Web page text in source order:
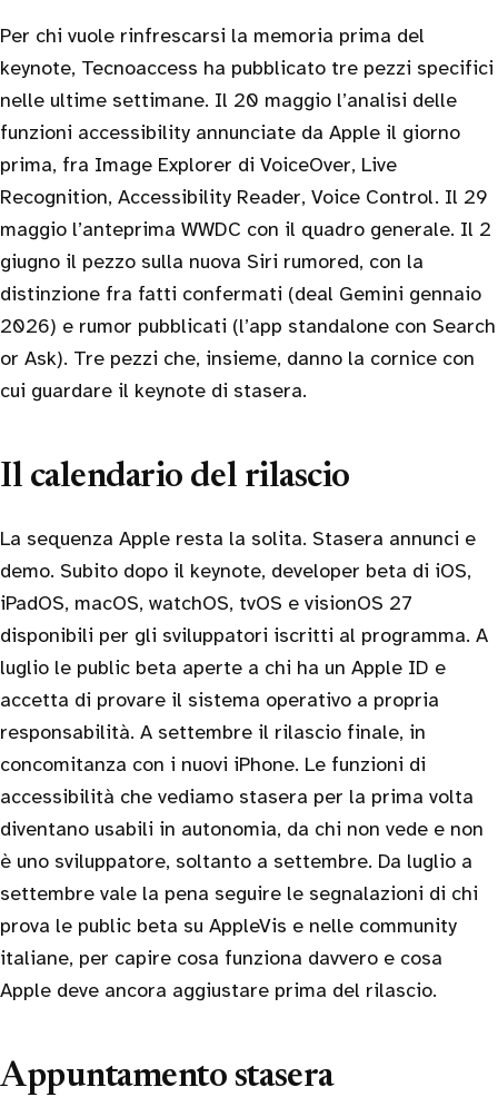
Per chi vuole rinfrescarsi la memoria prima del
keynote, Tecnoaccess ha pubblicato tre pezzi specifici
nelle ultime settimane. Il 20 maggio l’analisi delle
funzioni accessibility annunciate da Apple il giorno
prima, fra Image Explorer di VoiceOver, Live
Recognition, Accessibility Reader, Voice Control. Il 29
maggio l’anteprima WWDC con il quadro generale. Il 2
giugno il pezzo sulla nuova Siri rumored, con la
distinzione fra fatti confermati (deal Gemini gennaio
2026) e rumor pubblicati (l’app standalone con Search
or Ask). Tre pezzi che, insieme, danno la cornice con
cui guardare il keynote di stasera.
Il calendario del rilascio
La sequenza Apple resta la solita. Stasera annunci e
demo. Subito dopo il keynote, developer beta di iOS,
iPadOS, macOS, watchOS, tvOS e visionOS 27
disponibili per gli sviluppatori iscritti al programma. A
luglio le public beta aperte a chi ha un Apple ID e
accetta di provare il sistema operativo a propria
responsabilità. A settembre il rilascio finale, in
concomitanza con i nuovi iPhone. Le funzioni di
accessibilità che vediamo stasera per la prima volta
diventano usabili in autonomia, da chi non vede e non
è uno sviluppatore, soltanto a settembre. Da luglio a
settembre vale la pena seguire le segnalazioni di chi
prova le public beta su AppleVis e nelle community
italiane, per capire cosa funziona davvero e cosa
Apple deve ancora aggiustare prima del rilascio.
Appuntamento stasera